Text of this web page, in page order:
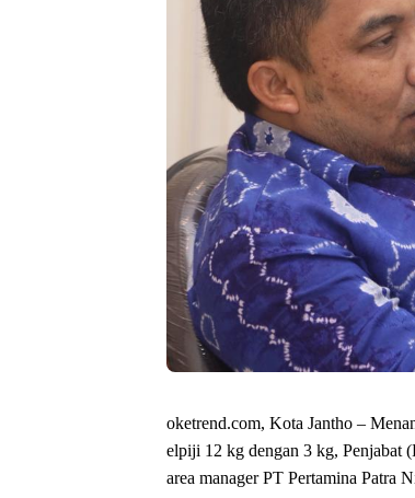
oketrend.com, Kota Jantho –
elpiji 12 kg dengan 3 kg, Penjabat
area manager PT Pertamina Patra